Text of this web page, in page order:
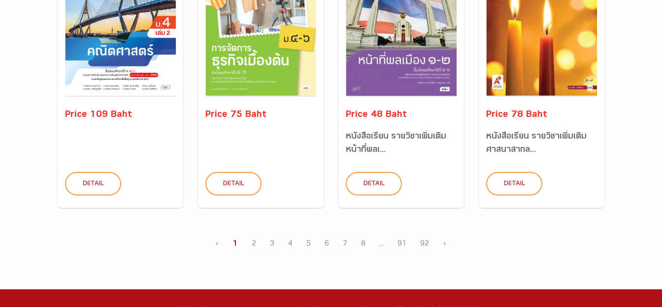
Price 109 Baht
DETAIL
Price 75 Baht
DETAIL
Price 48 Baht
หนังสือเรียน รายวิชาเพิ่มเติม
หน้าที่พลเ...
DETAIL
Price 78 Baht
หนังสือเรียน รายวิชาเพิ่มเติม
ศาสนาสากล...
DETAIL
‹ 1 2 3 4 5 6 7 8 ... 91 92 ›